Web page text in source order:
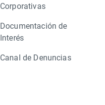
Corporativas
Documentación de
Interés
Canal de Denuncias